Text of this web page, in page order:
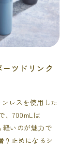
ツドリンク
レスを使用した
、700mLは
軽いのが魅力で
り止めになるシ